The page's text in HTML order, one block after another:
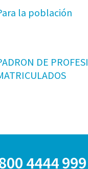
la población
DE
4444 999